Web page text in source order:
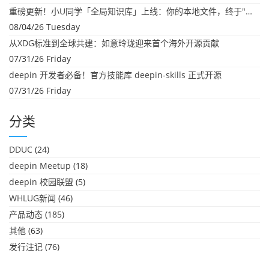
重磅更新！小U同学「全局知识库」上线：你的本地文件，终于"活"起来了
08/04/26 Tuesday
从XDG标准到全球共建：如意玲珑迎来首个海外开源贡献
07/31/26 Friday
deepin 开发者必备！官方技能库 deepin-skills 正式开源
07/31/26 Friday
分类
DDUC (24)
deepin Meetup (18)
deepin 校园联盟 (5)
WHLUG新闻 (46)
产品动态 (185)
其他 (63)
发行注记 (76)